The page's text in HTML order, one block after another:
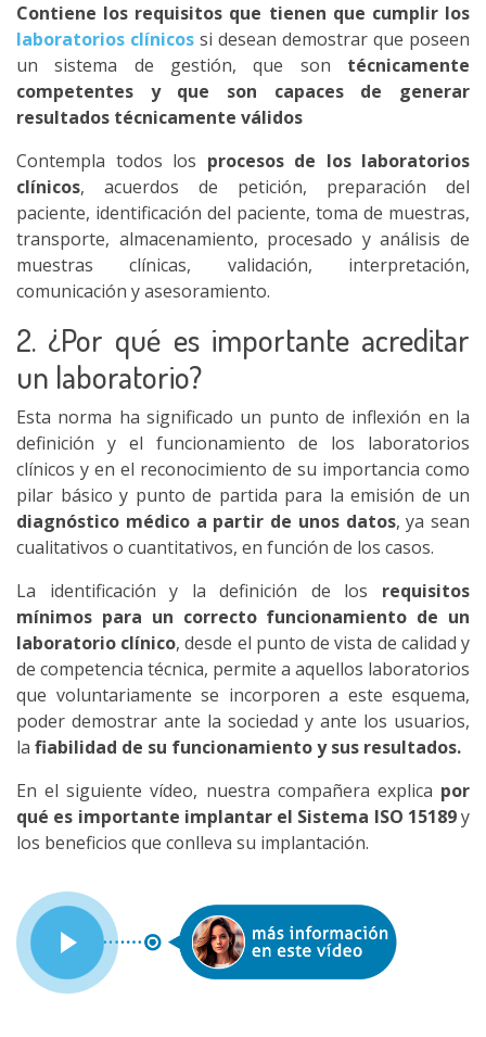
Contiene los requisitos que tienen que cumplir los
laboratorios clínicos si desean demostrar que poseen
un sistema de gestión, que son técnicamente
competentes y que son capaces de generar
resultados técnicamente válidos
Contempla todos los procesos de los laboratorios
clínicos, acuerdos de petición, preparación del
paciente, identificación del paciente, toma de muestras,
transporte, almacenamiento, procesado y análisis de
muestras clínicas, validación, interpretación,
comunicación y asesoramiento.
2. ¿Por qué es importante acreditar
un laboratorio?
Esta norma ha significado un punto de inflexión en la
definición y el funcionamiento de los laboratorios
clínicos y en el reconocimiento de su importancia como
pilar básico y punto de partida para la emisión de un
diagnóstico médico a partir de unos datos, ya sean
cualitativos o cuantitativos, en función de los casos.
La identificación y la definición de los requisitos
mínimos para un correcto funcionamiento de un
laboratorio clínico, desde el punto de vista de calidad y
de competencia técnica, permite a aquellos laboratorios
que voluntariamente se incorporen a este esquema,
poder demostrar ante la sociedad y ante los usuarios,
la fiabilidad de su funcionamiento y sus resultados.
En el siguiente vídeo, nuestra compañera explica por
qué es importante implantar el Sistema ISO 15189y
los beneficios que conlleva su implantación.